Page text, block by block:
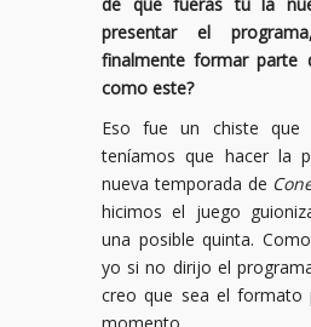
de que fueras tú la
presentar el
finalmente formar parte
como este?
Eso fue un chiste que
teníamos que hacer la
nueva temporada de
hicimos el juego
una posible quinta.
yo si no dirijo el
creo que sea el formato